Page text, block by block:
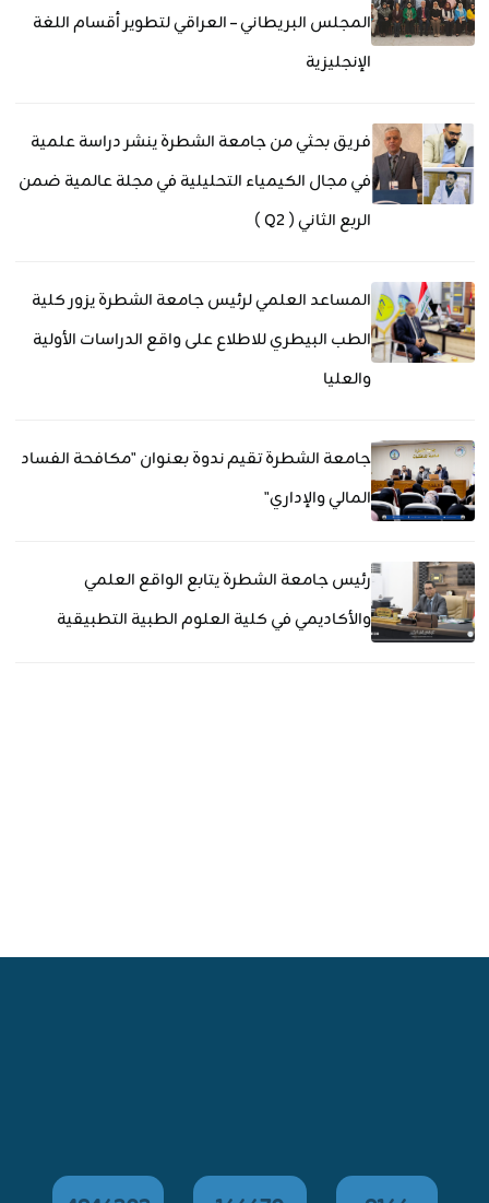
المجلس البريطاني – العراقي لتطوير أقسام اللغة
الإنجليزية
فريق بحثي من جامعة الشطرة ينشر دراسة علمية
في مجال الكيمياء التحليلية في مجلة عالمية ضمن
الربع الثاني ( Q2 )
المساعد العلمي لرئيس جامعة الشطرة يزور كلية
الطب البيطري للاطلاع على واقع الدراسات الأولية
والعليا
جامعة الشطرة تقيم ندوة بعنوان "مكافحة الفساد
المالي والإداري"
رئيس جامعة الشطرة يتابع الواقع العلمي
والأكاديمي في كلية العلوم الطبية التطبيقية